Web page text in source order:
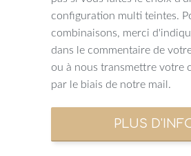
configuration multi teintes.
combinaisons, merci
dans le commentaire de
ou à nous transmettre votre
par le biais de notre mail.